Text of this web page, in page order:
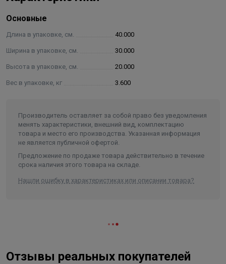
— тройник с заглушкой(конденсатоотвод) — 1 шт.
— труба Ø115 длиной 0,25 м — 1 шт.
— хомут обжимной Ø115 — 3 шт.
— вентиляционная решётка — 1 шт.
Основные
Длина в упаковке, см. 40.000
Ширина в упаковке, см. 30.000
Высота в упаковке, см. 20.000
Вес в упаковке, кг 3.600
Производитель оставляет за собой право без уведомления
менять характеристики, внешний вид, комплектацию
товара и место его производства. Указанная информация
не является публичной офертой.
Предложение по продаже товара действительно в течение
срока наличия этого товара на складе.
Нашли ошибку в характеристиках или описании товара?
Отзывы реальных покупателей